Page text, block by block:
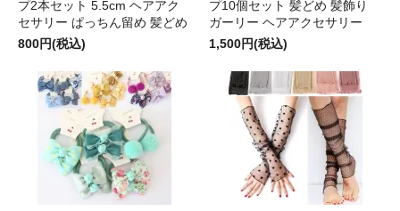
プ2本セット 5.5cm ヘアアク
セサリー ぱっちん留め 髪どめ
800円(税込)
プ10個セット 髪どめ 髪飾り
ガーリー ヘアアクセサリー
1,500円(税込)